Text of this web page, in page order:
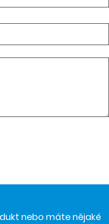
nebo máte nějaké